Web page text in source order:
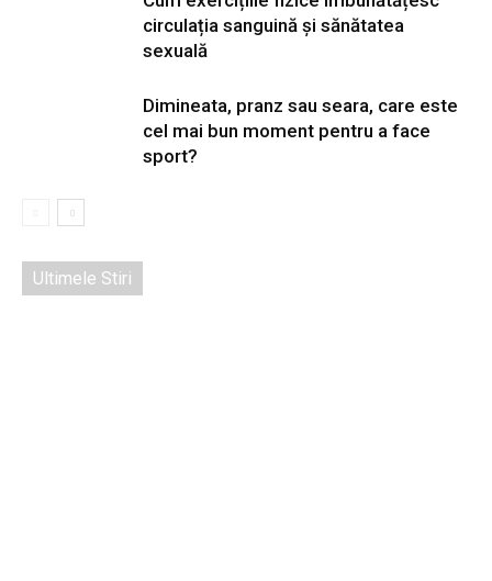
circulația sanguină și sănătatea
sexuală
Dimineata, pranz sau seara, care este
cel mai bun moment pentru a face
sport?
Ultimele Stiri